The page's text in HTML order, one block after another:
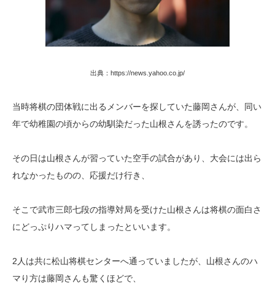
出典：https://news.yahoo.co.jp/
当時将棋の団体戦に出るメンバーを探していた藤岡さんが、同い
年で幼稚園の頃からの幼馴染だった山根さんを誘ったのです。
その日は山根さんが習っていた空手の試合があり、大会には出ら
れなかったものの、応援だけ行き、
そこで武市三郎七段の指導対局を受けた山根さんは将棋の面白さ
にどっぷりハマってしまったといいます。
2人は共に松山将棋センターへ通っていましたが、山根さんのハ
マり方は藤岡さんも驚くほどで、